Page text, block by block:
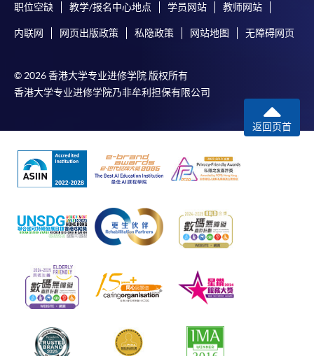
职位空缺 教学/报名中心地点 学员网站 教师网站
内联网 网页出版政策 私隐政策 网站地图 无障碍网页
© 2026 香港大学专业进修学院 版权所有
香港大学专业进修学院乃非牟利担保有限公司
返回页首